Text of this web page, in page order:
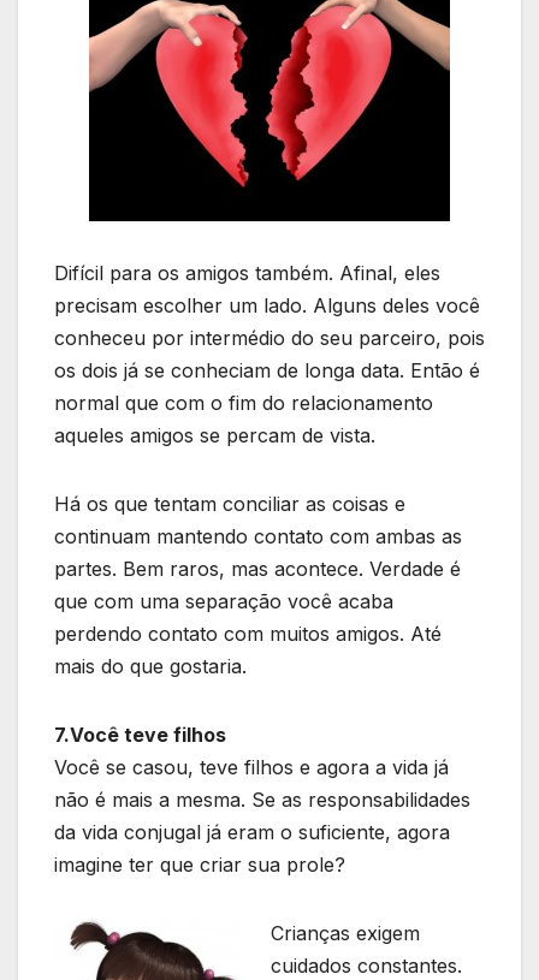
Difícil para os amigos também. Afinal, eles
precisam escolher um lado. Alguns deles você
conheceu por intermédio do seu parceiro, pois
os dois já se conheciam de longa data. Então é
normal que com o fim do relacionamento
aqueles amigos se percam de vista.
Há os que tentam conciliar as coisas e
continuam mantendo contato com ambas as
partes. Bem raros, mas acontece. Verdade é
que com uma separação você acaba
perdendo contato com muitos amigos. Até
mais do que gostaria.
7.Você teve filhos
Você se casou, teve filhos e agora a vida já
não é mais a mesma. Se as responsabilidades
da vida conjugal já eram o suficiente, agora
imagine ter que criar sua prole?
Crianças exigem
cuidados constantes.